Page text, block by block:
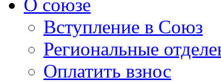
О союзе
Вступление в Союз
Региональные
Оплатить взнос